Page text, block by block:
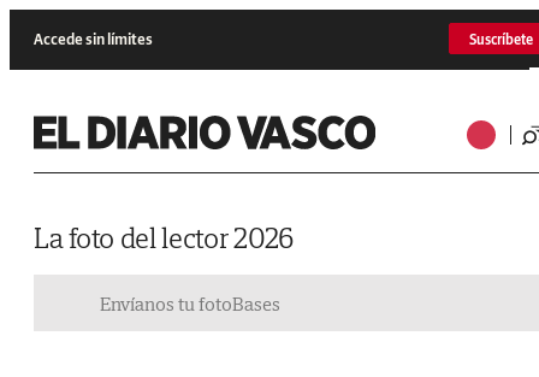
Accede sin límites Suscríbete
La foto del lector 2026
Envíanos tu fotoBases